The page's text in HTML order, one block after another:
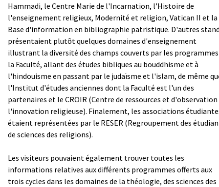
Hammadi, le Centre Marie de l'Incarnation, l'Histoire de
l'enseignement religieux, Modernité et religion, Vatican II et la
Base d'information en bibliographie patristique. D'autres
présentaient plutôt quelques domaines d'enseignement
illustrant la diversité des champs couverts par les
la Faculté, allant des études bibliques au bouddhisme et à
l'hindouisme en passant par le judaïsme et l'islam, de même
l'Institut d'études anciennes dont la Faculté est l'un des
partenaires et le CROIR (Centre de ressources et d'observation
l'innovation religieuse). Finalement, les associations
étaient représentées par le RESER (Regroupement des
de sciences des religions).
Les visiteurs pouvaient également trouver toutes les
informations relatives aux différents programmes offerts aux
trois cycles dans les domaines de la théologie, des sciences des